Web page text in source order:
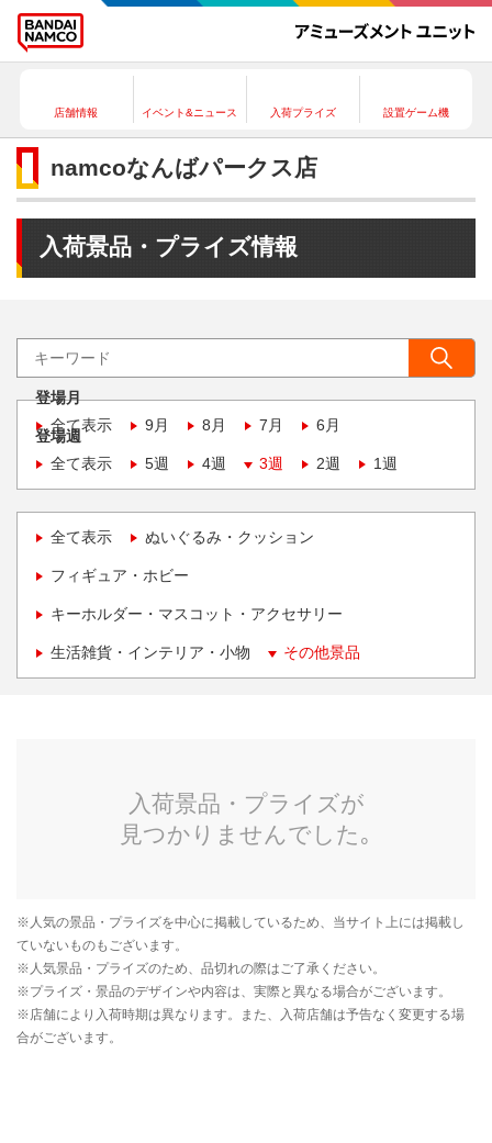
店舗情報 イベント&ニュース 入荷プライズ 設置ゲーム機
namcoなんばパークス店
入荷景品・プライズ情報
登場月
全て表示
9月 8月 7月 6月
登場週
全て表示
5週 4週 3週 2週 1週
全て表示 ぬいぐるみ・クッション
フィギュア・ホビー
キーホルダー・マスコット・アクセサリー
生活雑貨・インテリア・小物 その他景品